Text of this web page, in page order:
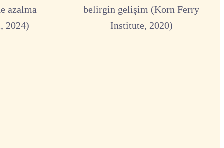
azalma
2024)
belirgin gelişim (Korn Ferry
Institute, 2020)